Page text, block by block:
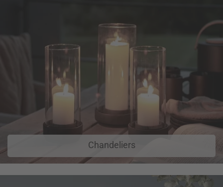
Chandeliers